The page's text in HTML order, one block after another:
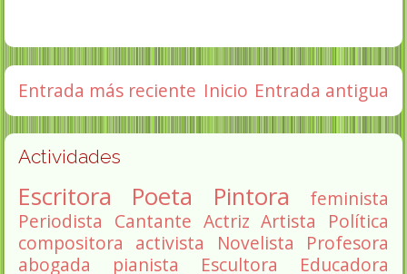
Entrada más reciente Entrada antigua
Inicio
Actividades
Escritora Poeta Pintora
feminista
Periodista Cantante Actriz Artista
Política
compositora activista Novelista
Profesora
abogada
pianista Escultora
Educadora